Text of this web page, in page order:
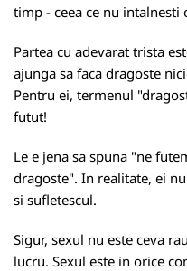
timp - ceea ce nu intalnesti
Partea cu adevarat trista
ajunga sa faca dragoste
Pentru ei, termenul
futut!
Le e jena sa spuna "ne
dragoste". In realitate, ei
si sufletescul.
Sigur, sexul nu este ceva
lucru. Sexul este in orice